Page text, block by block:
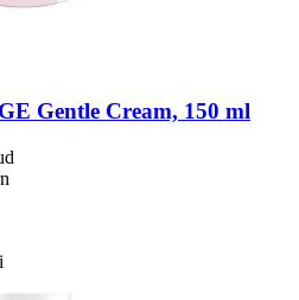
Gentle Cream, 150 ml